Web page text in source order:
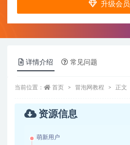
升级会员
详情介绍 常见问题
当前位置： 首页 冒泡网教程 正文
资源信息
萌新用户